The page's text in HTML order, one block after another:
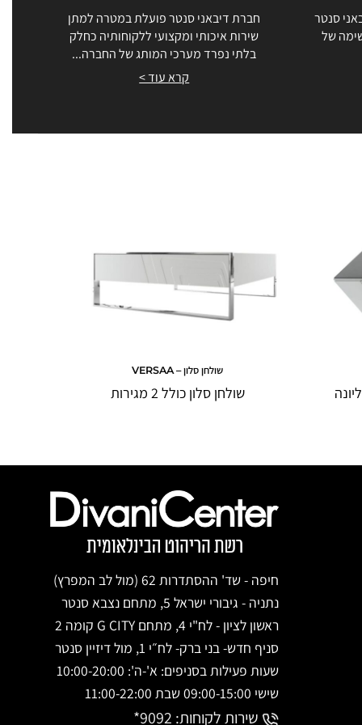
סנטר
של
חברת דיבאני סנטר פועלת במטרה למתן
שירות איכותי ומקצועי ללקוחותיה כחלק
בלתי נפרד מערכי המותג של החברה...
קרא עוד >
שולחן סלון – VERSAA
שולחן סלון כולל 2 מגירות
חיפה - שד' ההסתדרות 62 (מול לב המפרץ)
נתניה - גיבורי ישראל 5, מתחם נצבא סנטר
ראשון לציון - לח"י 4, מתחם G CITY קומה 2
סניף חדש- בני ברק- לח״י 1, מול דיזיין סנטר
שעות פעילות בסניפים: א'-ה': 10:00-20:00
שישי 09:00-15:00 שבת 11:00-22:00
שירות לקוחות: 9092*